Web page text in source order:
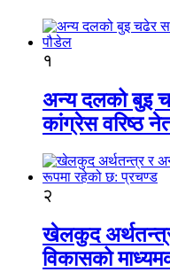
१
अन्य दलको बुइ
कांग्रेस वरिष्ठ
२
खेलकुद अर्थतन्त्र
विकासको